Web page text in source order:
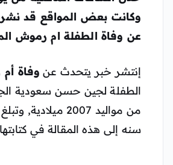
وكانت بعض المواقع قد
عن وفاة الطفلة ام رموش
إنتشر خبر يتحدث عن وفاة
الطفلة لجين حسن سعودية
سنه إلى هذه المقالة في